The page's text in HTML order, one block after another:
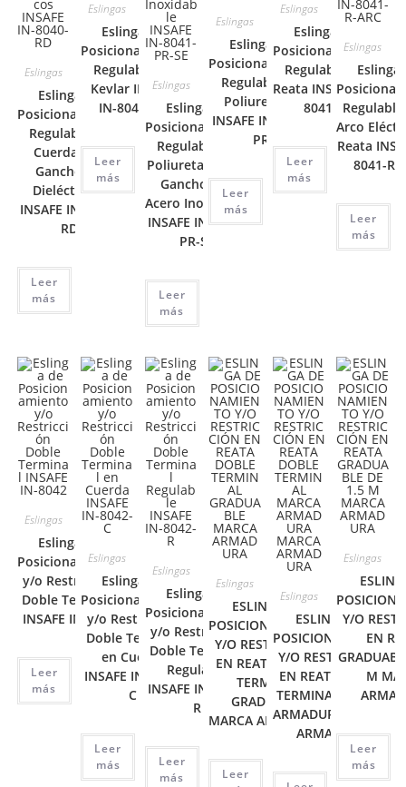
Eslingas
Eslinga de
Posicionamiento
Regulable en
Cuerda con
Ganchos ¾
Dieléctricos
INSAFE IN-8040-
RD
Leer
más
Eslingas
Eslinga de
Posicionamiento
Regulable en
Kevlar INSAFE
IN-8041-KR
Leer
más
Eslingas
Eslinga de
Posicionamiento
Regulable en
Poliuretano con
Ganchos en
Acero Inoxidable
INSAFE IN-8041-
PR-SE
Leer
más
Eslingas
Eslinga de
Posicionamiento
Regulable en
Poliuretano
INSAFE IN-8041-
PR
Leer
más
Eslingas
Eslinga de
Posicionamiento
Regulable en
Reata INSAFE IN-
8041-R
Leer
más
Eslingas
Eslinga
Arco
Reata
8041-R-
Leer
más
Eslingas
Eslinga de
Posicionamiento
y/o Restricción
Doble Terminal
INSAFE IN-8042
Leer
más
Eslingas
Eslinga de
Posicionamiento
y/o Restricción
Doble Terminal
en Cuerda
INSAFE IN-8042-
C
Leer
más
Eslingas
Eslinga de
Posicionamiento
y/o Restricción
Doble Terminal
Regulable
INSAFE IN-8042-
R
Leer
más
Eslingas
ESLINGA DE
POSICIONAMIENTO
Y/O RESTRICCIÓN
EN REATA DOBLE
TERMINAL
GRADUABLE
MARCA ARMADURA
Leer
Eslingas
ESLINGA DE
POSICIONAMIENTO
Y/O RESTRICCIÓN
EN REATA DOBLE
TERMINAL MARCA
ARMADURA MARCA
ARMADURA
Eslingas
Y/O
EN
M
Leer
más